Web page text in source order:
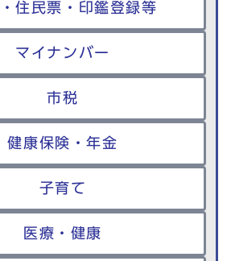
住民票・印鑑登録等
マイナンバー
市税
健康保険・年金
子育て
医療・健康